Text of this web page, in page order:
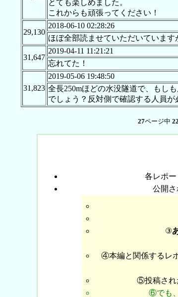
とても楽しめました。
これからも頑張ってください！
29,130
2018-06-10 02:28:26
ほぼ全部読ませていただいていま
31,647
2019-04-11 11:21:21
忘れてた！
31,823
2019-05-06 19:48:50
全長250mほどの水没隧道で、もし
でしょう？反対側で確認する人員
27ページ中 22
各レポ
公開
③
④本編と関係するレ
⑤投稿され
⑥でも